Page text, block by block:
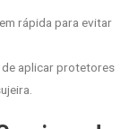
rápida para evitar
aplicar protetores